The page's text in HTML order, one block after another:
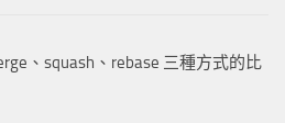
、squash、rebase 三種方式的比